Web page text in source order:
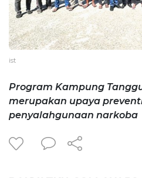
ist
Program Kampung
merupakan upaya
penyalahgunaan narkoba